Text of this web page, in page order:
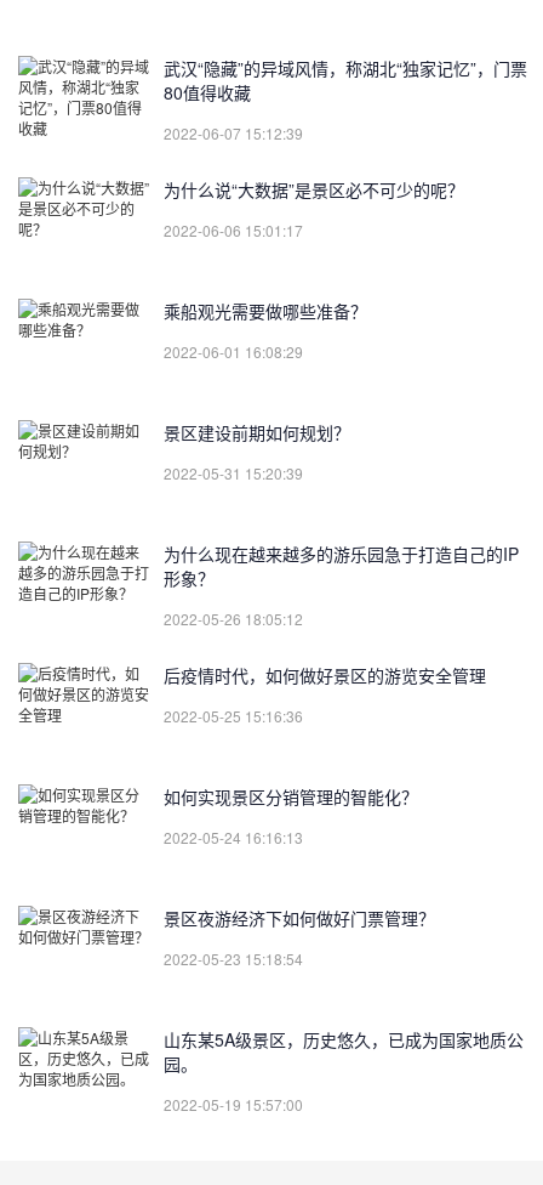
武汉“隐藏”的异域风情，称湖北“独家记忆”，门票
80值得收藏
2022-06-07 15:12:39
为什么说“大数据”是景区必不可少的呢？
2022-06-06 15:01:17
乘船观光需要做哪些准备？
2022-06-01 16:08:29
景区建设前期如何规划？
2022-05-31 15:20:39
为什么现在越来越多的游乐园急于打造自己的IP
形象？
2022-05-26 18:05:12
后疫情时代，如何做好景区的游览安全管理
2022-05-25 15:16:36
如何实现景区分销管理的智能化？
2022-05-24 16:16:13
景区夜游经济下如何做好门票管理？
2022-05-23 15:18:54
山东某5A级景区，历史悠久，已成为国家地质公
园。
2022-05-19 15:57:00